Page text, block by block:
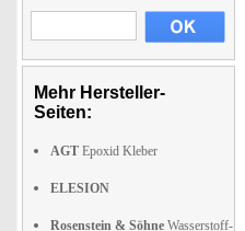
Mehr Hersteller-
Seiten:
AGT Epoxid Kleber
ELESION
Rosenstein & Söhne Wasserstoff-